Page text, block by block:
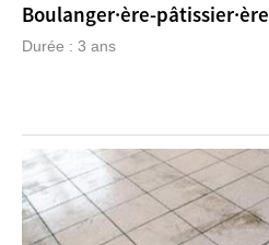
Boulanger·ère-pâtissier·ère
Durée : 3 ans